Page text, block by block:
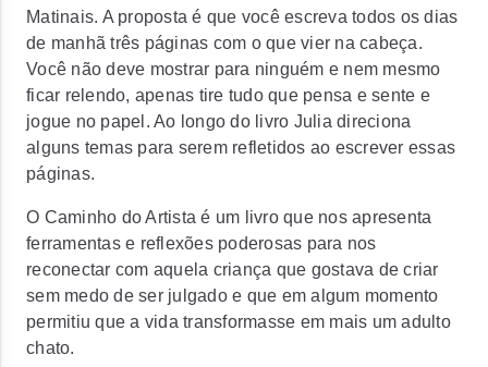
Matinais. A proposta é que você escreva todos os dias
de manhã três páginas com o que vier na cabeça.
Você não deve mostrar para ninguém e nem mesmo
ficar relendo, apenas tire tudo que pensa e sente e
jogue no papel. Ao longo do livro Julia direciona
alguns temas para serem refletidos ao escrever essas
páginas.
O Caminho do Artista é um livro que nos apresenta
ferramentas e reflexões poderosas para nos
reconectar com aquela criança que gostava de criar
sem medo de ser julgado e que em algum momento
permitiu que a vida transformasse em mais um adulto
chato.